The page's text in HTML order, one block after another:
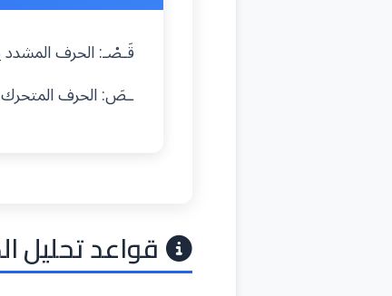
قَـصْـ: الحرف
ـصَ: الحرف
قواعد تحليل